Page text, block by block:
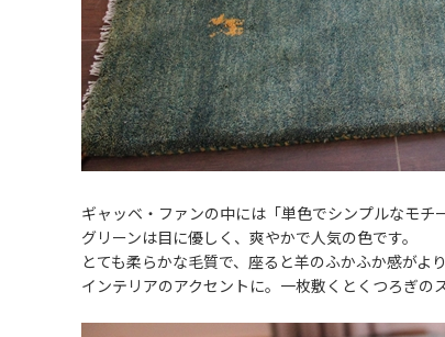
ギャッベ・ファンの中には「単色でシンプルなモチ
グリーンは目に優しく、爽やかで人気の色です。
とても柔らかな毛質で、座ると羊のふかふか感がよ
インテリアのアクセントに。一枚敷くとくつろぎの